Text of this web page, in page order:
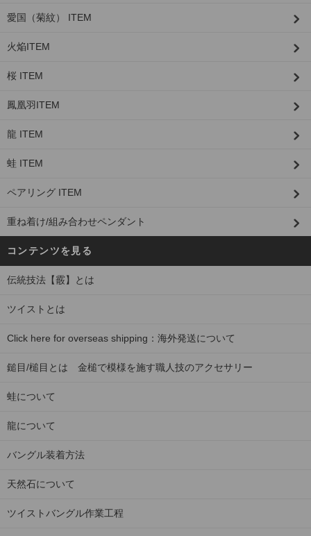
愛国（菊紋） ITEM
火焔ITEM
桜 ITEM
鳳凰羽ITEM
龍 ITEM
蛙 ITEM
ペアリング ITEM
重ね着け/組み合わせペンダント
コンテンツを見る
伝統技法【霰】とは
ツイストとは
Click here for overseas shipping：海外発送について
鎚目/槌目とは 金槌で模様を施す職人技のアクセサリー
蛙について
龍について
バングル装着方法
天然石について
ツイストバングル作業工程